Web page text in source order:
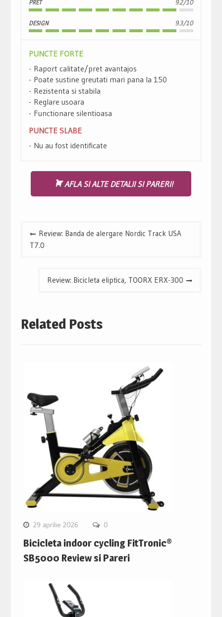
PRET 9.2/10
DESIGN 9.3/10
PUNCTE FORTE
Raport calitate/pret avantajos
Poate sustine greutati mari pana la 150
Rezistenta si stabila
Reglare usoara
Functionare silentioasa
PUNCTE SLABE
Nu au fost identificate
AFLA SI ALTE DETALII SI PARERI!
NavigareReview: Banda de alergare Nordic Track USA
T7.0
Review: Bicicleta eliptica, TOORX ERX-300
Related Posts
29 aprilie 2026 0
Bicicleta indoor cycling FitTronic®
SB5000 Review si Pareri